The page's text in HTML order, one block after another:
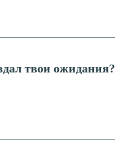
твои ожидания?